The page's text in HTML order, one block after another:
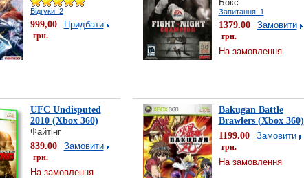
Відгуки: 2
999,00
грн.
Придбати
Бокс
Запитання: 1
1379.00
грн.
Замовити
На замовлення
UFC Undisputed
2010 (Xbox 360)
Файтінг
839.00
грн.
Замовити
На замовлення
Bakugan Battle
Brawlers (Xbox 360)
1199.00
грн.
Замовити
На замовлення